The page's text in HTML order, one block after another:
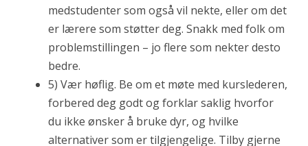
medstudenter som også vil nekte, eller om det
er lærere som støtter deg. Snakk med folk om
problemstillingen – jo flere som nekter desto
bedre.
5) Vær høflig. Be om et møte med kurslederen,
forbered deg godt og forklar saklig hvorfor
du ikke ønsker å bruke dyr, og hvilke
alternativer som er tilgjengelige. Tilby gjerne